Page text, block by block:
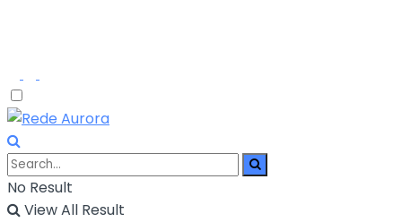
No Result
View All Result